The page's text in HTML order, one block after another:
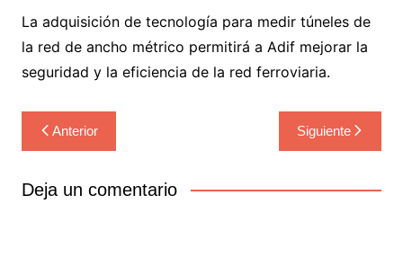
La adquisición de tecnología para medir túneles de
la red de ancho métrico permitirá a Adif mejorar la
seguridad y la eficiencia de la red ferroviaria.
Navegación
de
entradas
Anterior Siguiente
Deja un comentario